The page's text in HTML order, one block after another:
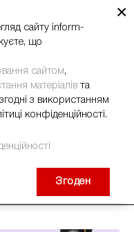
×
сайту inform-
що
сайтом,
матеріалів та
з використанням
конфіденційності.
Згоден